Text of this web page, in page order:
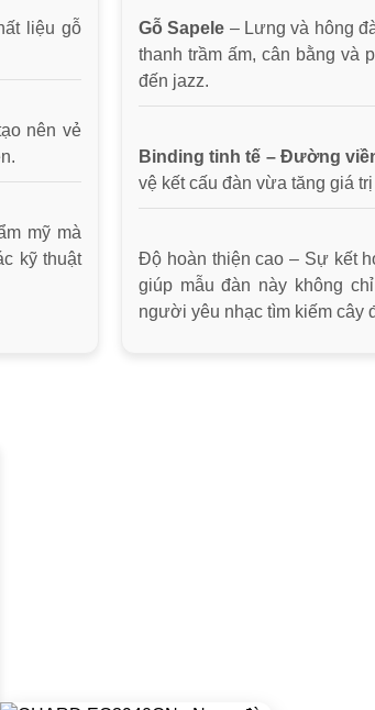
liệu gỗ
nên vẻ
mỹ mà
kỹ thuật
Gỗ Sapele – Lưng và hông
thanh trầm ấm, cân bằng và
đến jazz.
Binding tinh tế – Đường
vệ kết cấu đàn vừa tăng giá
Độ hoàn thiện cao – Sự kết
giúp mẫu đàn này không
người yêu nhạc tìm kiếm cây